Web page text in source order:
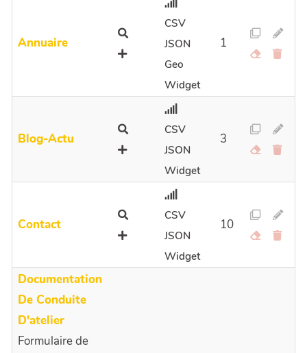
Annuaire
CSV
JSON
Geo
Widget
1
Blog-Actu
CSV
JSON
Widget
3
Contact
CSV
JSON
Widget
10
Documentation
De Conduite
D'atelier
Formulaire de